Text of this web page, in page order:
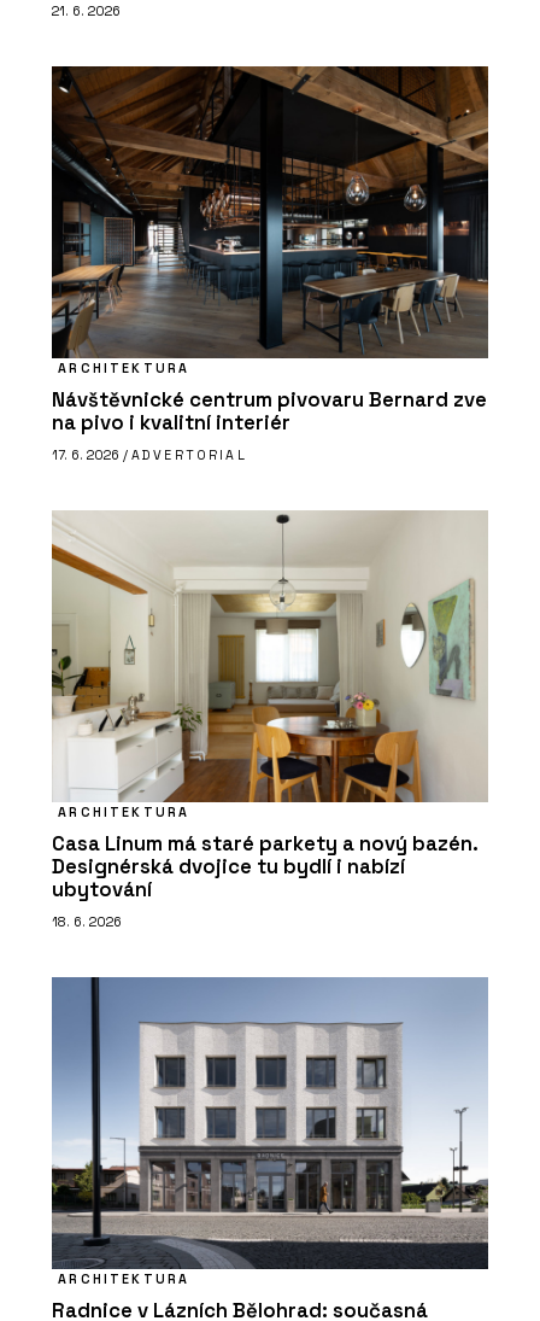
21. 6. 2026
ARCHITEKTURA
Návštěvnické centrum pivovaru Bernard zve
na pivo i kvalitní interiér
17. 6. 2026 / ADVERTORIAL
ARCHITEKTURA
Casa Linum má staré parkety a nový bazén.
Designérská dvojice tu bydlí i nabízí
ubytování
18. 6. 2026
ARCHITEKTURA
Radnice v Lázních Bělohrad: současná